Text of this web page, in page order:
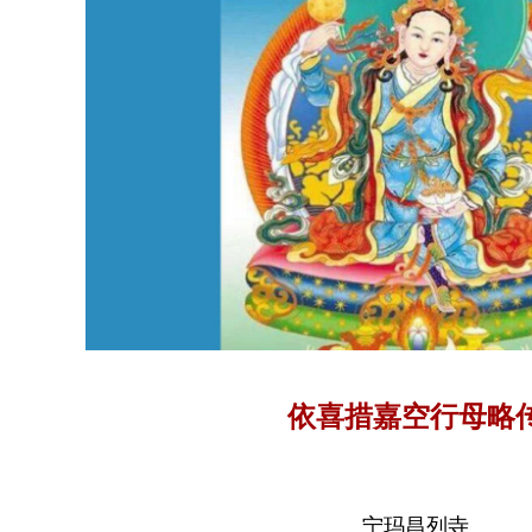
依喜措嘉空行母略
宁玛昌列寺